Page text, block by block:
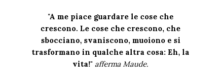
"A me piace guardare le cose che
crescono. Le cose che crescono, che
sbocciano, svaniscono, muoiono e si
trasformano in qualche altra cosa: Eh, la
vita!" afferma Maude.